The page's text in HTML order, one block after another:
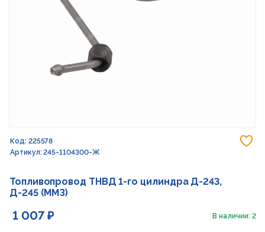
Код: 225578
Артикул: 245-1104300-Ж
Топливопровод ТНВД 1-го цилиндра Д-243,
Д-245 (ММЗ)
1 007 ₽ В наличии: 2